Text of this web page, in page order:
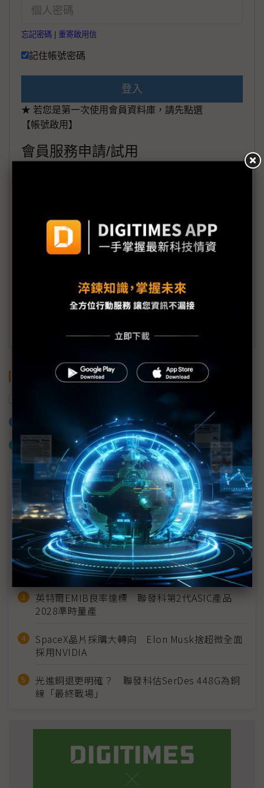
忘記密碼 重寄啟用信
記住帳號密碼
登入
★ 若您是第一次使用會員資料庫，請先點選
【帳號啟用】
會員服務申請/試用
(週一至週五工作日9:00~18:00)
會員信箱：
(一個工作日內將回覆您的來信)
川普
加入已選取到「關鍵字追蹤」
什麼是「關鍵字追蹤」
近７天熱門報導
MLCC訂單過熱、出貨比創高 村田示警全球AI基
建熱潮將趨緩
2027全年記憶體產能提前售罄 買家「祕而不
宣」只怕買不夠
英特爾EMIB良率達標 聯發科第2代ASIC產品
2028準時量產
SpaceX晶片採購大轉向 Elon Musk捨超微全面
採用NVIDIA
光進銅退更明確？ 聯發科估SerDes 448G為銅
線「最終戰場」